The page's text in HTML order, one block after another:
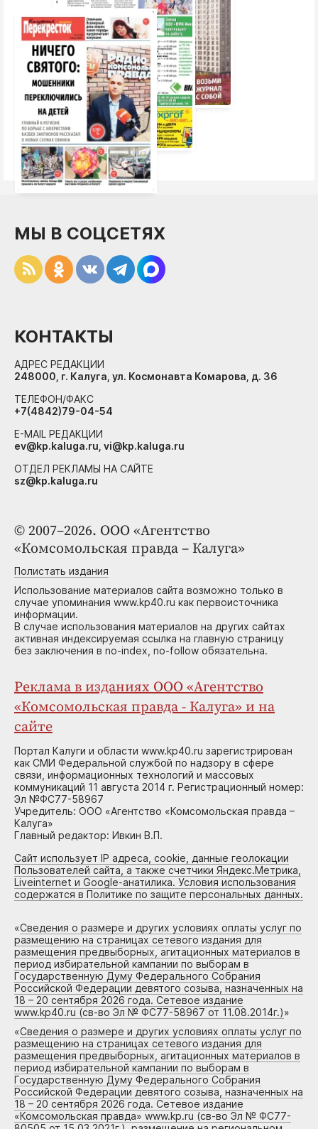
© 2007–2026. ООО «Агентство
«Комсомольская правда – Калуга»
Полистать издания
Использование материалов сайта возможно только в
случае упоминания www.kp40.ru как первоисточника
информации.
В случае использования материалов на других сайтах
активная индексируемая ссылка на главную страницу
без заключения в no-index, no-follow обязательна.
Реклама в изданиях ООО «Агентство
«Комсомольская правда - Калуга» и на
сайте
Портал Калуги и области www.kp40.ru зарегистрирован
как СМИ Федеральной службой по надзору в сфере
связи, информационных технологий и массовых
коммуникаций 11 августа 2014 г. Регистрационный номер:
Эл №ФС77-58967
Учредитель: ООО «Агентство «Комсомольская правда –
Калуга»
Главный редактор: Ивкин В.П.
Сайт использует IP адреса, cookie, данные геолокации
Пользователей сайта, а также счетчики Яндекс.Метрика,
Liveinternet и Google-анатилика. Условия использования
содержатся в Политике по защите персональных данных.
«Сведения о размере и других условиях оплаты услуг по
размещению на страницах сетевого издания для
размещения предвыборных, агитационных материалов в
период избирательной кампании по выборам в
Государственную Думу Федерального Собрания
Российской Федерации девятого созыва, назначенных на
18 – 20 сентября 2026 года. Сетевое издание
www.kp40.ru (св-во Эл № ФС77-58967 от 11.08.2014г.)»
«Сведения о размере и других условиях оплаты услуг по
размещению на страницах сетевого издания для
размещения предвыборных, агитационных материалов в
период избирательной кампании по выборам в
Государственную Думу Федерального Собрания
Российской Федерации девятого созыва, назначенных на
18 – 20 сентября 2026 года. Сетевое издание
«Комсомольская правда» www.kp.ru (св-во Эл № ФС77-
МЫ В СОЦСЕТЯХ
КОНТАКТЫ
АДРЕС РЕДАКЦИИ
248000, г. Калуга, ул. Космонавта Комарова, д. 36
ТЕЛЕФОН/ФАКС
+7(4842)79-04-54
E-MAIL РЕДАКЦИИ
ev@kp.kaluga.ru, vi@kp.kaluga.ru
ОТДЕЛ РЕКЛАМЫ НА САЙТЕ
sz@kp.kaluga.ru